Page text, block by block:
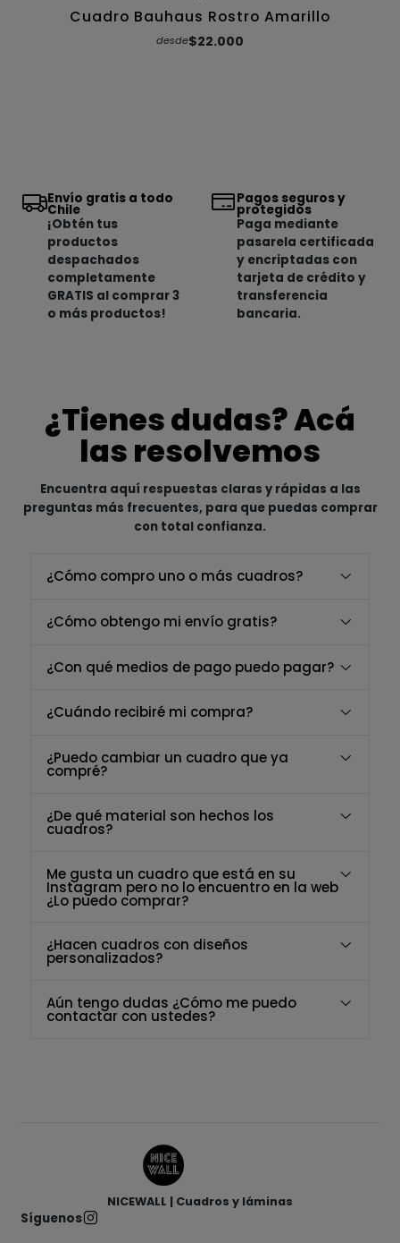
Cuadro Bauhaus Rostro Amarillo
desde$22.000
Envío gratis a todo
Chile
¡Obtén tus
productos
despachados
completamente
GRATIS al comprar 3
o más productos!
Pagos seguros y
protegidos
Paga mediante
pasarela certificada
y encriptadas con
tarjeta de crédito y
transferencia
bancaria.
¿Tienes dudas? Acá
las resolvemos
Encuentra aquí respuestas claras y rápidas a las
preguntas más frecuentes, para que puedas comprar
con total confianza.
¿Cómo compro uno o más cuadros?
¿Cómo obtengo mi envío gratis?
¿Con qué medios de pago puedo pagar?
¿Cuándo recibiré mi compra?
¿Puedo cambiar un cuadro que ya
compré?
¿De qué material son hechos los
cuadros?
Me gusta un cuadro que está en su
Instagram pero no lo encuentro en la web
¿Lo puedo comprar?
¿Hacen cuadros con diseños
personalizados?
Aún tengo dudas ¿Cómo me puedo
contactar con ustedes?
NICEWALL | Cuadros y láminas
Síguenos